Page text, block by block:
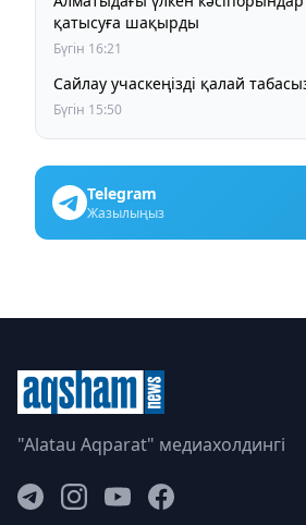
қатысуға шақырды
Бүгін 16:21
Сайлау учаскеңізді қалай
Бүгін 15:50
Telegram
Жазылыңыз
"Alatau Aqparat" медиахолдингі